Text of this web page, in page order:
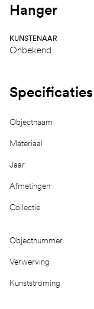
Hanger
KUNSTENAAR
Onbekend
Specificaties
Objectnaam
Materiaal
Jaar
Afmetingen
Collectie
Objectnummer
Verwerving
Kunststroming